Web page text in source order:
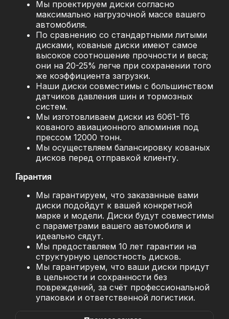
Мы проектируем диски согласно
максимально нагрузочной массе вашего
автомобиля.
По сравнению со стандартными литыми
дисками, кованые диски имеют самое
высокое соотношение прочности и веса;
они на 20-25% легче при сохранении того
же коэффициента загрузки.
Наши диски совместимы с большинством
датчиков давления шин и тормозных
систем.
Мы изготовливаем диски из 6061-T6
кованого авиационного алюминия под
прессом 12000 тонн.
Мы осуществляем балансировку кованых
дисков перед отправкой клиенту.
Гарантия
Мы гарантируем, что заказанные вами
диски подойдут к вашей конкретной
марке и модели. Диски будут совместимы
с параметрами вашего автомобиля и
идеально сядут.
Мы предоставляем 10 лет гарантии на
структурную целостность дисков.
Мы гарантируем, что ваши диски придут
в цельности и сохранности без
повреждений, за счёт профессиональной
упаковки и ответственной логистики.